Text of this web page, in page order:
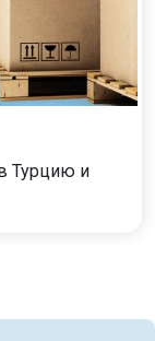
Турцию и